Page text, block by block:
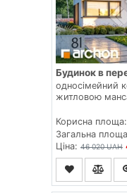
Будинок в
односімейний
житловою
Корисна
Загальна
Ціна: 46 020 UAH